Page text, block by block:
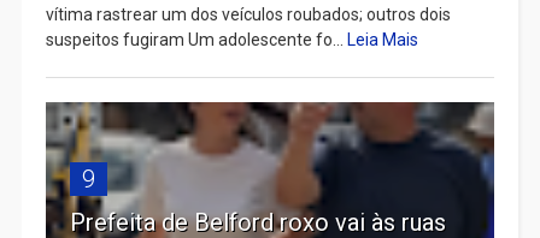
vítima rastrear um dos veículos roubados; outros dois
suspeitos fugiram Um adolescente fo... Leia Mais
9
Prefeita de Belford roxo vai às ruas